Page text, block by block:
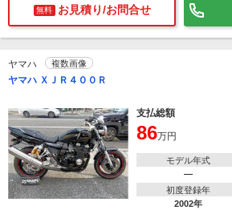
無料 お見積り/お問合せ
ヤマハ 複数画像
ヤマハ ＸＪＲ４００Ｒ
支払総額
86万円
モデル年式
―
初度登録年
2002年